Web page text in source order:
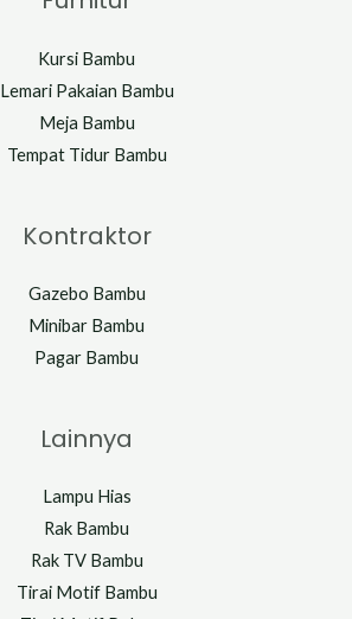
Kursi Bambu
Lemari Pakaian Bambu
Meja Bambu
Tempat Tidur Bambu
Kontraktor
Gazebo Bambu
Minibar Bambu
Pagar Bambu
Lainnya
Lampu Hias
Rak Bambu
Rak TV Bambu
Tirai Motif Bambu